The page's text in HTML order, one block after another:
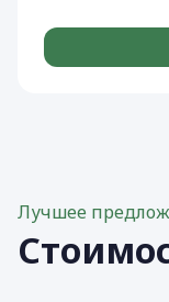
Лучшее